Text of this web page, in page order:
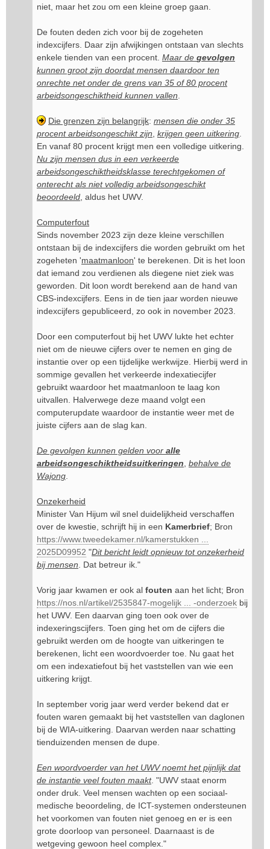
niet, maar het zou om een kleine groep gaan.
De fouten deden zich voor bij de zogeheten
indexcijfers. Daar zijn afwijkingen ontstaan van slechts
enkele tienden van een procent. Maar de gevolgen
kunnen groot zijn doordat mensen daardoor ten
onrechte net onder de grens van 35 of 80 procent
arbeidsongeschiktheid kunnen vallen
Die grenzen zijn belangrijk: mensen die onder 35
procent arbeidsongeschikt zijn krijgen geen uitkering
En vanaf 80 procent krijgt men een volledige uitkering.
Nu zijn mensen dus in een verkeerde
arbeidsongeschiktheidsklasse terechtgekomen of
onterecht als niet volledig arbeidsongeschikt
beoordeeld , aldus het UWV.
Computerfout
Sinds november 2023 zijn deze kleine verschillen
ontstaan bij de indexcijfers die worden gebruikt om het
zogeheten 'maatmanloon' te berekenen. Dit is het loon
dat iemand zou verdienen als diegene niet ziek was
geworden. Dit loon wordt berekend aan de hand van
CBS-indexcijfers. Eens in de tien jaar worden nieuwe
indexcijfers gepubliceerd, zo ook in november 2023.
Door een computerfout bij het UWV lukte het echter
niet om de nieuwe cijfers over te nemen en ging de
instantie over op een tijdelijke werkwijze. Hierbij werd in
sommige gevallen het verkeerde indexatiecijfer
gebruikt waardoor het maatmanloon te laag kon
uitvallen. Halverwege deze maand volgt een
computerupdate waardoor de instantie weer met de
juiste cijfers aan de slag kan.
De gevolgen kunnen gelden voor alle
arbeidsongeschiktheidsuitkeringen behalve de
Wajong
Onzekerheid
Minister Van Hijum wil snel duidelijkheid verschaffen
over de kwestie, schrijft hij in een Kamerbrief; Bron
https://www.tweedekamer.nl/kamerstukken ...
2025D09952 "Dit bericht leidt opnieuw tot onzekerheid
bij mensen . Dat betreur ik."
Vorig jaar kwamen er ook al fouten aan het licht; Bron
https://nos.nl/artikel/2535847-mogelijk ... -onderzoek bij
het UWV. Een daarvan ging toen ook over de
indexeringscijfers. Toen ging het om de cijfers die
gebruikt werden om de hoogte van uitkeringen te
berekenen, licht een woordvoerder toe. Nu gaat het
om een indexatiefout bij het vaststellen van wie een
uitkering krijgt.
In september vorig jaar werd verder bekend dat er
fouten waren gemaakt bij het vaststellen van daglonen
bij de WIA-uitkering. Daarvan werden naar schatting
tienduizenden mensen de dupe.
Een woordvoerder van het UWV noemt het pijnlijk dat
de instantie veel fouten maakt. "UWV staat enorm
onder druk. Veel mensen wachten op een sociaal-
medische beoordeling, de ICT-systemen ondersteunen
het voorkomen van fouten niet genoeg en er is een
grote doorloop van personeel. Daarnaast is de
wetgeving gewoon heel complex."